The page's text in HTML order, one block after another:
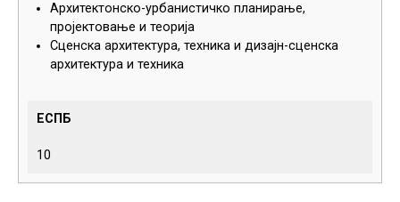
Архитектонско-урбанистичко планирање,
пројектовање и теорија
Сценска архитектура, техника и дизајн-сценска
архитектура и техника
ЕСПБ
10